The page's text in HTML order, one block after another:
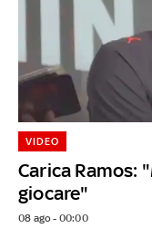
Carica Ramos:
giocare"
VIDEO
08 ago - 00:00